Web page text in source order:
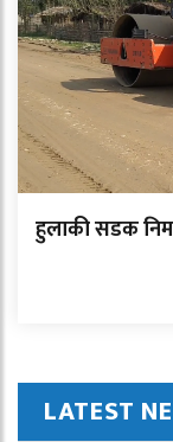
हुलाकी सडक
LATEST